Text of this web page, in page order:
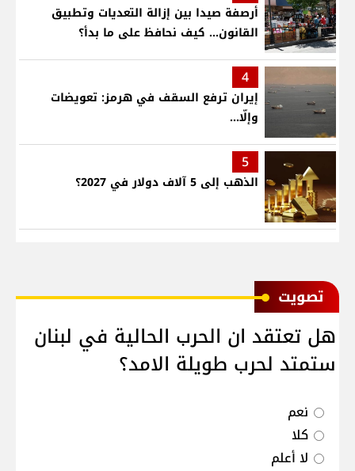
أرصفة صيدا بين إزالة التعديات وتطبيق
القانون... كيف نحافظ على ما بدأ؟
4
إيران ترفع السقف في هرمز: تعويضات
وإلّا...
5
الذهب إلى 5 آلاف دولار في 2027؟
ﺗﺼﻮﻳﺖ
هل تعتقد ان الحرب الحالية في لبنان
ستمتد لحرب طويلة الامد؟
نعم
كلا
لا أعلم